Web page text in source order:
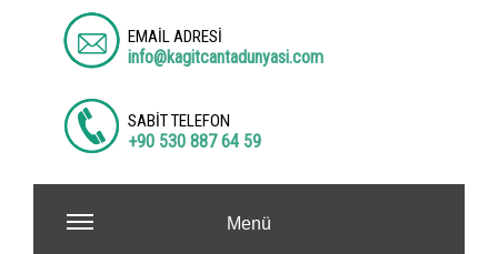
EMAİL ADRESİ
info@kagitcantadunyasi.com
SABİT TELEFON
+90 530 887 64 59
Menü